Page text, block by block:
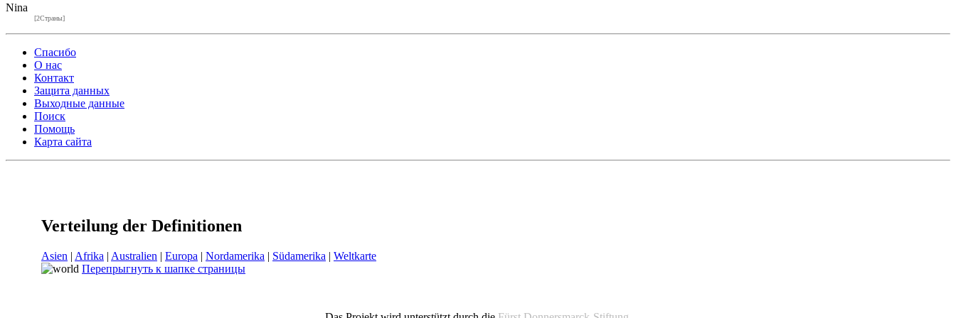
Nina
[2Страны]
Спасибо
О нас
Контакт
Защита данных
Выходные данные
Поиск
Помощь
Карта сайта
Verteilung der Definitionen
Asien | Afrika | Australien | Europa | Nordamerika | Südamerika | Weltkarte
Перепрыгнуть к шапке страницы